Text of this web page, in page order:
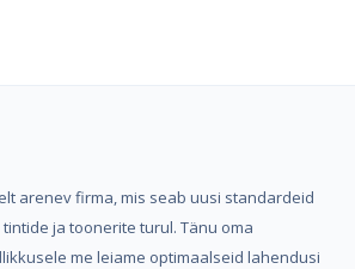
arenev firma, mis seab uusi standardeid
ja toonerite turul. Tänu oma
me leiame optimaalseid lahendusi